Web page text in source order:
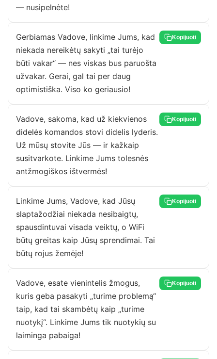
— nusipelnėte!
Gerbiamas Vadove, linkime Jums, kad
niekada nereikėtų sakyti „tai turėjo
būti vakar“ — nes viskas bus paruošta
užvakar. Gerai, gal tai per daug
optimistiška. Viso ko geriausio!
Kopijuoti
Vadove, sakoma, kad už kiekvienos
didelės komandos stovi didelis lyderis.
Už mūsų stovite Jūs — ir kažkaip
susitvarkote. Linkime Jums tolesnės
antžmogiškos ištvermės!
Kopijuoti
Linkime Jums, Vadove, kad Jūsų
slaptažodžiai niekada nesibaigtų,
spausdintuvai visada veiktų, o WiFi
būtų greitas kaip Jūsų sprendimai. Tai
būtų rojus žemėje!
Kopijuoti
Vadove, esate vienintelis žmogus,
kuris geba pasakyti „turime problemą“
taip, kad tai skambėtų kaip „turime
nuotykį“. Linkime Jums tik nuotykių su
laiminga pabaiga!
Kopijuoti